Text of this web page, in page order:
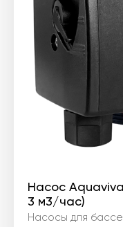
Насос
3 м3/час)
Насосы для